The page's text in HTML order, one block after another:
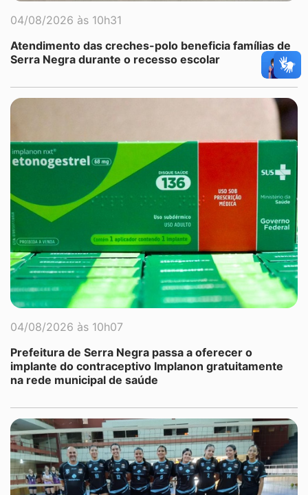
04/08/2026 às 10h31
Atendimento das creches-polo beneficia famílias de
Serra Negra durante o recesso escolar
04/08/2026 às 10h07
Prefeitura de Serra Negra passa a oferecer o
implante do contraceptivo Implanon gratuitamente
na rede municipal de saúde